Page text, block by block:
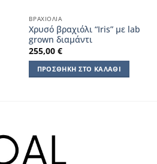
ΒΡΑΧΙΌΛΙΑ
Χρυσό βραχιόλι “Iris” με lab
grown διαμάντι
255,00 €
ΠΡΟΣΘΉΚΗ ΣΤΟ ΚΑΛΆΘΙ